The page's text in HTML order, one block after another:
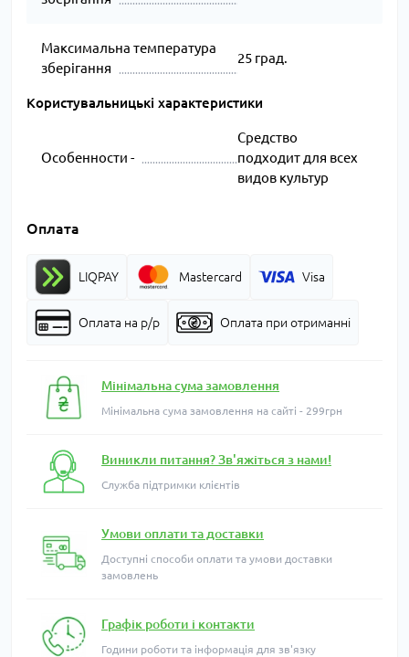
Максимальна температура
зберігання
25 град.
Користувальницькі характеристики
Особенности -
Средство
подходит для всех
видов культур
Оплата
LIQPAY Mastercard Visa
Оплата на р/р Оплата при отриманні
Мінімальна сума замовлення
Мінімальна сума замовлення на сайті - 299грн
Виникли питання? Зв'яжіться з нами!
Служба підтримки клієнтів
Умови оплати та доставки
Доступні способи оплати та умови доставки
замовлень
Графік роботи і контакти
Години роботи та інформація для зв'язку